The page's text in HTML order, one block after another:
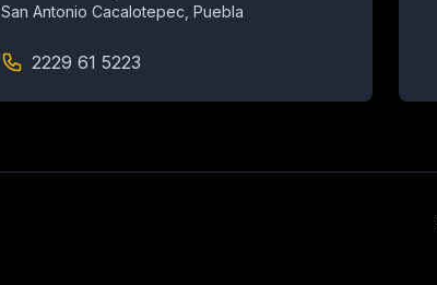
San Antonio Cacalotepec, Puebla
2229 61 5223